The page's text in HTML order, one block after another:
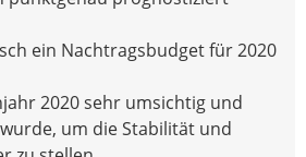
ein Nachtragsbudget für 2020
2020 sehr umsichtig und
um die Stabilität und